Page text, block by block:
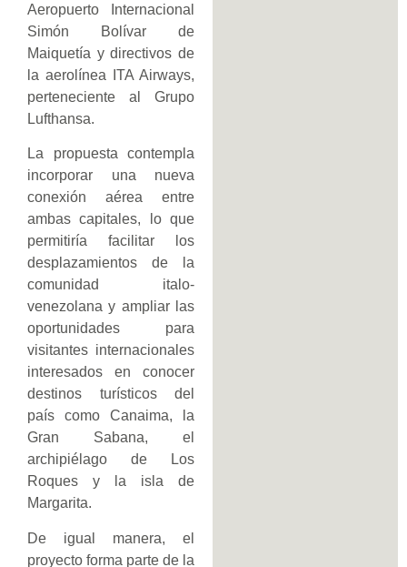
Aeropuerto Internacional
Simón Bolívar de
Maiquetía y directivos de
la aerolínea ITA Airways,
perteneciente al Grupo
Lufthansa.
La propuesta contempla
incorporar una nueva
conexión aérea entre
ambas capitales, lo que
permitiría facilitar los
desplazamientos de la
comunidad italo-
venezolana y ampliar las
oportunidades para
visitantes internacionales
interesados en conocer
destinos turísticos del
país como Canaima, la
Gran Sabana, el
archipiélago de Los
Roques y la isla de
Margarita.
De igual manera, el
proyecto forma parte de la